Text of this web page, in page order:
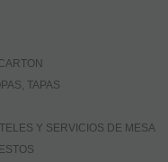
TAPAS
Y SERVICIOS DE MESA